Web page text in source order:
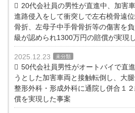
20代会社員の男性が直進中、加害
進路侵入をして衝突しで左右橈骨遠
骨折、左母子中手骨骨折等の傷害を
級が認められ1300万円の賠償が実現
2025.12.23 未分類
50代会社員男性がオートバイで直
うとした加害車両と接触転倒し、大
整形外科・形成外科に通院し併合１
償を実現した事案